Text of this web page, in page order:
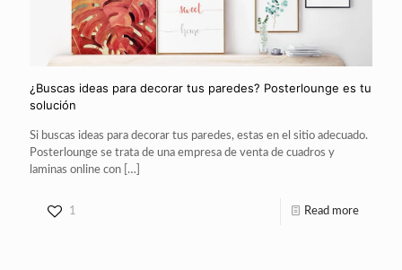
¿Buscas ideas para decorar tus paredes? Posterlounge es tu
solución
Si buscas ideas para decorar tus paredes, estas en el sitio adecuado.
Posterlounge se trata de una empresa de venta de cuadros y
laminas online con […]
1 Read more